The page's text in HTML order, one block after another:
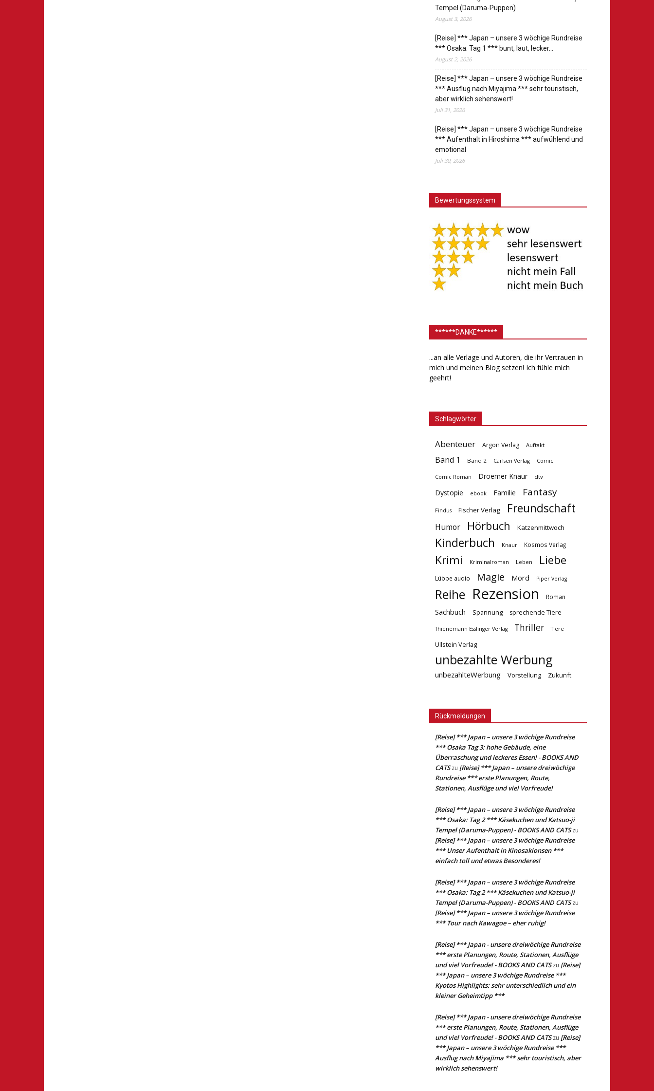
Tempel (Daruma-Puppen)
August 3, 2026
[Reise] *** Japan – unsere 3 wöchige Rundreise
*** Osaka: Tag 1 *** bunt, laut, lecker…
August 2, 2026
[Reise] *** Japan – unsere 3 wöchige Rundreise
*** Ausflug nach Miyajima *** sehr touristisch,
aber wirklich sehenswert!
Juli 31, 2026
[Reise] *** Japan – unsere 3 wöchige Rundreise
*** Aufenthalt in Hiroshima *** aufwühlend und
emotional
Juli 30, 2026
Bewertungssystem
******DANKE******
...an alle Verlage und Autoren, die ihr Vertrauen in
mich und meinen Blog setzen! Ich fühle mich
geehrt!
Schlagwörter
Abenteuer Argon Verlag Auftakt
Band 1 Band 2 Carlsen Verlag Comic
Comic Roman Droemer Knaur dtv
Dystopie ebook Familie Fantasy
Findus Fischer Verlag Freundschaft
Humor Hörbuch Katzenmittwoch
Kinderbuch Knaur Kosmos Verlag
Krimi Kriminalroman Leben Liebe
Lübbe audio Magie Mord Piper Verlag
Reihe Rezension Roman
Sachbuch Spannung sprechende Tiere
Thienemann Esslinger Verlag Thriller Tiere
Ullstein Verlag
unbezahlte Werbung
unbezahlteWerbung Vorstellung Zukunft
Rückmeldungen
[Reise] *** Japan – unsere 3 wöchige Rundreise
*** Osaka Tag 3: hohe Gebäude, eine
Überraschung und leckeres Essen! - BOOKS AND
CATSzu [Reise] *** Japan – unsere dreiwöchige
Rundreise *** erste Planungen, Route,
Stationen, Ausflüge und viel Vorfreude!
[Reise] *** Japan – unsere 3 wöchige Rundreise
*** Osaka: Tag 2 *** Käsekuchen und Katsuo-ji
Tempel (Daruma-Puppen) - BOOKS AND CATSzu
[Reise] *** Japan – unsere 3 wöchige Rundreise
*** Unser Aufenthalt in Kinosakionsen ***
einfach toll und etwas Besonderes!
[Reise] *** Japan – unsere 3 wöchige Rundreise
*** Osaka: Tag 2 *** Käsekuchen und Katsuo-ji
Tempel (Daruma-Puppen) - BOOKS AND CATSzu
[Reise] *** Japan – unsere 3 wöchige Rundreise
*** Tour nach Kawagoe – eher ruhig!
[Reise] *** Japan - unsere dreiwöchige Rundreise
*** erste Planungen, Route, Stationen, Ausflüge
und viel Vorfreude! - BOOKS AND CATSzu [Reise]
*** Japan – unsere 3 wöchige Rundreise ***
Kyotos Highlights: sehr unterschiedlich und ein
kleiner Geheimtipp ***
[Reise] *** Japan - unsere dreiwöchige Rundreise
*** erste Planungen, Route, Stationen, Ausflüge
und viel Vorfreude! - BOOKS AND CATSzu [Reise]
*** Japan – unsere 3 wöchige Rundreise ***
Ausflug nach Miyajima *** sehr touristisch, aber
wirklich sehenswert!